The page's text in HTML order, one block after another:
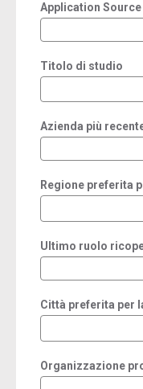
Application Source
Titolo di studio
Azienda più
Regione preferita
Ultimo ruolo
Città preferita per
Organizzazione